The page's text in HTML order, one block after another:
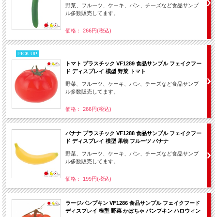
野菜、フルーツ、ケーキ、パン、チーズなど食品サンプ
ル多数販売してます。
価格： 266円(税込)
PICK UP
トマト プラスチック VF1289 食品サンプル フェイクフー
ド ディスプレイ 模型 野菜 トマト
野菜、フルーツ、ケーキ、パン、チーズなど食品サンプ
ル多数販売してます。
価格： 266円(税込)
バナナ プラスチック VF1288 食品サンプル フェイクフー
ド ディスプレイ 模型 果物 フルーツ バナナ
野菜、フルーツ、ケーキ、パン、チーズなど食品サンプ
ル多数販売してます。
価格： 199円(税込)
ラージパンプキン VF1286 食品サンプル フェイクフード
ディスプレイ 模型 野菜 かぼちゃ パンプキン ハロウィン